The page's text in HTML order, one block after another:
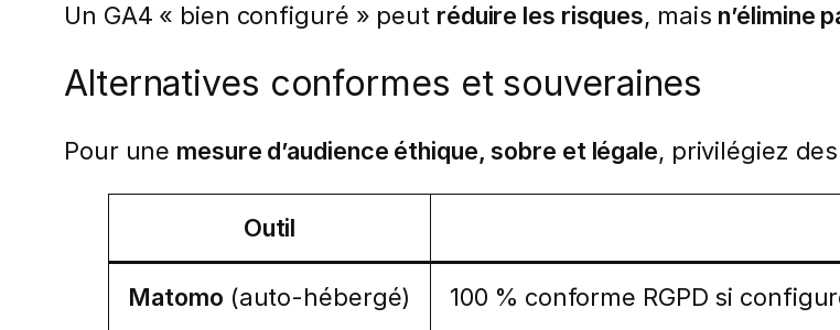
Un GA4 « bien configuré » peut réduire les risques, mais n’élimine
Alternatives conformes et souveraines
Pour une mesure d’audience éthique, sobre et légale, privilégiez
Outil
Matomo (auto-hébergé) 100 % conforme RGPD si